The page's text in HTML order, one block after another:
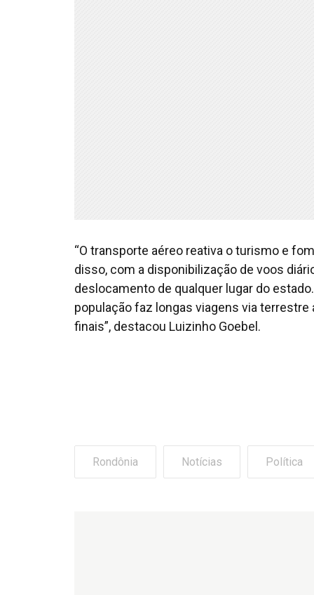
“O transporte aéreo reativa o turismo e
disso, com a disponibilização de voos
deslocamento de qualquer lugar do
população faz longas viagens via
finais”, destacou Luizinho Goebel.
Rondônia Notícias Política